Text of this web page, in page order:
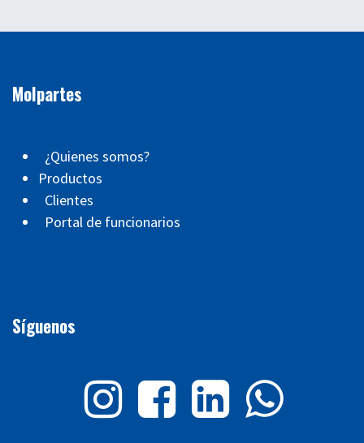
Molpartes
¿Quienes somos?
Productos
Clientes
Portal de funcionarios
Síguenos